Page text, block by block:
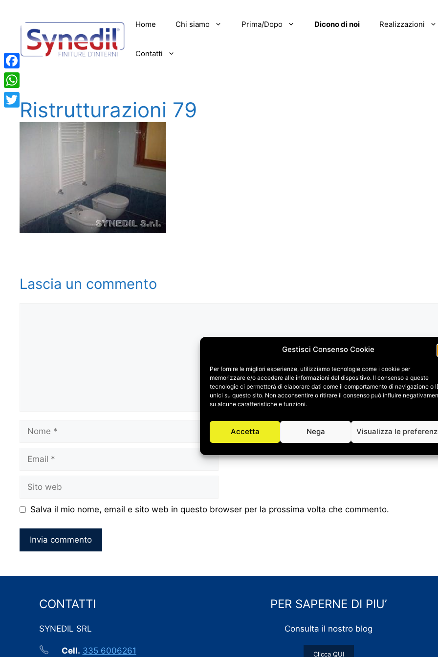
Gestisci Consenso Cookie
Per fornire le migliori esperienze, utilizziamo tecnologie come i cookie per
memorizzare e/o accedere alle informazioni del dispositivo. Il consenso a queste
tecnologie ci permetterà di elaborare dati come il comportamento di navigazione o
unici su questo sito. Non acconsentire o ritirare il consenso può influire
su alcune caratteristiche e funzioni.
Accetta Nega Visualizza le
contenuto
Home Chi siamo Prima/Dopo Dicono di noi Realizzazioni
Contatti
Ristrutturazioni 79
Lascia un commento
Nome
Email
Sito
web
Salva il mio nome, email e sito web in questo browser per la prossima volta che commento.
CONTATTI
SYNEDIL SRL
Cell. 335 6006261
PER SAPERNE DI PIU’
Consulta il nostro blog
Clicca QUI
Facebook
WhatsApp
Twitter